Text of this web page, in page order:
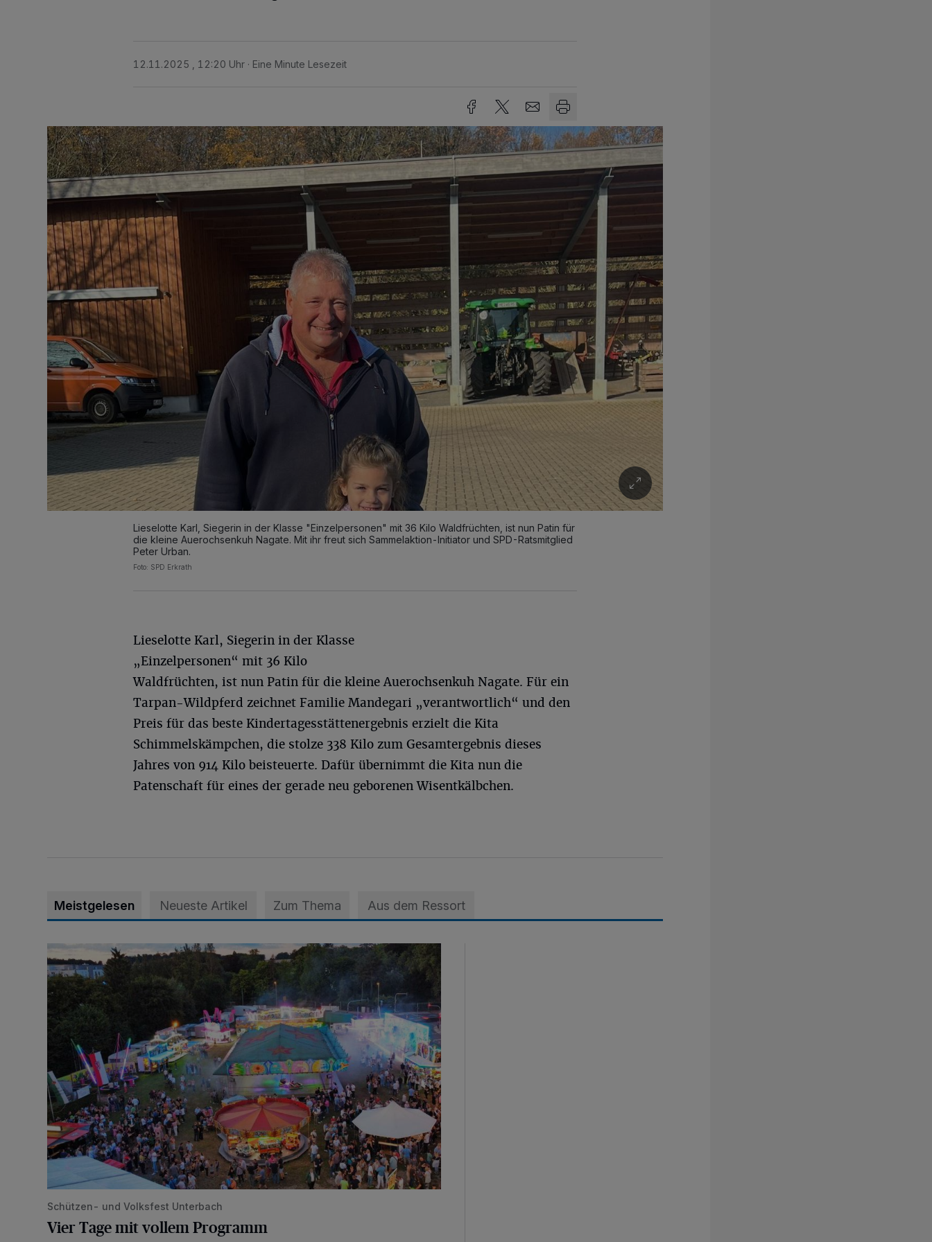
12.11.2025 , 12:20 Uhr Eine Minute Lesezeit
Lieselotte Karl, Siegerin in der Klasse "Einzelpersonen" mit 36 Kilo Waldfrüchten, ist nun Patin für
die kleine Auerochsenkuh Nagate. Mit ihr freut sich Sammelaktion-Initiator und SPD-Ratsmitglied
Peter Urban.
Foto: SPD Erkrath
Lieselotte Karl, Siegerin in der Klasse
„Einzelpersonen“ mit 36 Kilo
Waldfrüchten, ist nun Patin für die kleine Auerochsenkuh Nagate. Für ein
Tarpan-Wildpferd zeichnet Familie Mandegari „verantwortlich“ und den
Preis für das beste Kindertagesstättenergebnis erzielt die Kita
Schimmelskämpchen, die stolze 338 Kilo zum Gesamtergebnis dieses
Jahres von 914 Kilo beisteuerte. Dafür übernimmt die Kita nun die
Patenschaft für eines der gerade neu geborenen Wisentkälbchen.
Meistgelesen Neueste Artikel Zum Thema Aus dem Ressort
Vier Tage mit vollem Programm
Schützen- und Volksfest Unterbach
Vier Tage mit vollem Programm